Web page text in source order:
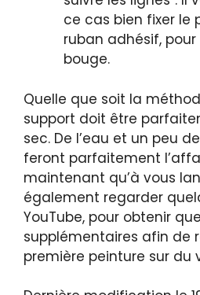
ce cas bien fixer le
ruban adhésif, pour
bouge.
Quelle que soit la
support doit être
sec. De l’eau et un peu
feront parfaitement
maintenant qu’à vous
également regarder
YouTube, pour obtenir
supplémentaires afin de
première peinture sur du